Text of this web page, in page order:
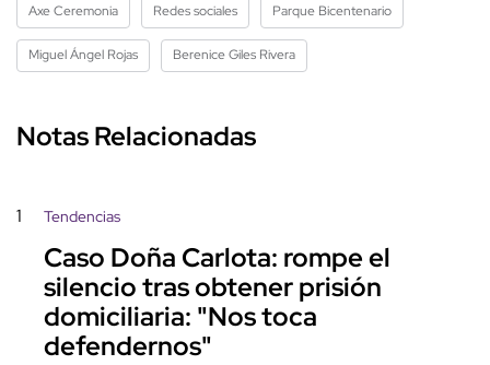
Axe Ceremonia Redes sociales Parque Bicentenario
Miguel Ángel Rojas Berenice Giles Rivera
Notas Relacionadas
1 Tendencias
Caso Doña Carlota: rompe el
silencio tras obtener prisión
domiciliaria: "Nos toca
defendernos"